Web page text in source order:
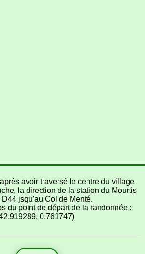
avoir traversé le centre du village
la direction de la station du Mourtis
D44 jsqu'au Col de Menté.
du point de départ de la randonnée :
0.761747)